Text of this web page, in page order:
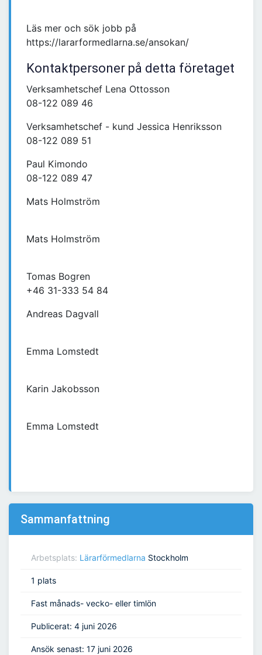
Läs mer och sök jobb på
https://lararformedlarna.se/ansokan/
Kontaktpersoner på detta företaget
Verksamhetschef Lena Ottosson
08-122 089 46
Verksamhetschef - kund Jessica Henriksson
08-122 089 51
Paul Kimondo
08-122 089 47
Mats Holmström
Mats Holmström
Tomas Bogren
+46 31-333 54 84
Andreas Dagvall
Emma Lomstedt
Karin Jakobsson
Emma Lomstedt
Sammanfattning
Arbetsplats: Lärarförmedlarna Stockholm
1 plats
Fast månads- vecko- eller timlön
Publicerat: 4 juni 2026
Ansök senast: 17 juni 2026